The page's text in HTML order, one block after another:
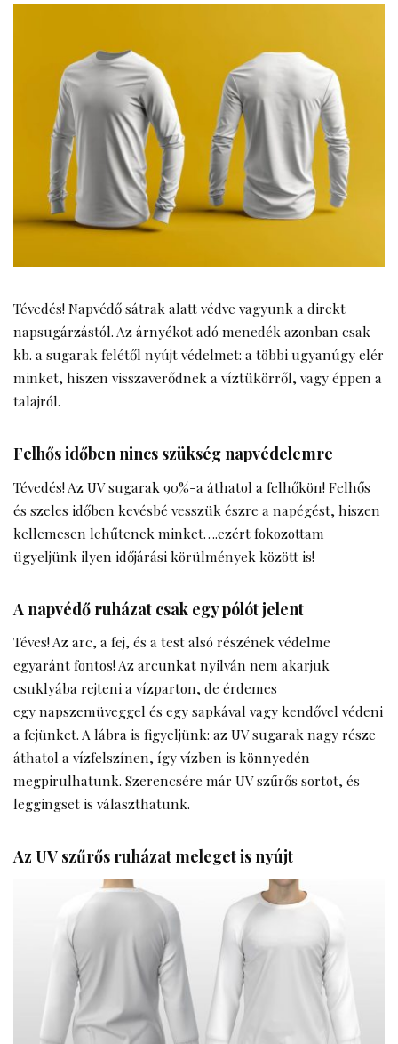
Tévedés! Napvédő sátrak alatt védve vagyunk a direkt
napsugárzástól. Az árnyékot adó menedék azonban csak
kb. a sugarak felétől nyújt védelmet: a többi ugyanúgy elér
minket, hiszen visszaverődnek a víztükörről, vagy éppen a
talajról.
Felhős időben nincs szükség napvédelemre
Tévedés! Az UV sugarak 90%-a áthatol a felhőkön! Felhős
és szeles időben kevésbé vesszük észre a napégést, hiszen
kellemesen lehűtenek minket….ezért fokozottam
ügyeljünk ilyen időjárási körülmények között is!
A napvédő ruházat csak egy pólót jelent
Téves! Az arc, a fej, és a test alsó részének védelme
egyaránt fontos! Az arcunkat nyilván nem akarjuk
csuklyába rejteni a vízparton, de érdemes
egy napszemüveggel és egy sapkával vagy kendővel védeni
a fejünket. A lábra is figyeljünk: az UV sugarak nagy része
áthatol a vízfelszínen, így vízben is könnyedén
megpirulhatunk. Szerencsére már UV szűrős sortot, és
leggingset is választhatunk.
Az UV szűrős ruházat meleget is nyújt